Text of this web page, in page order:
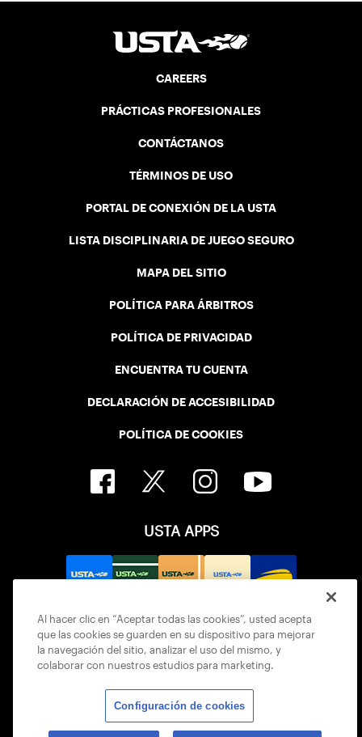
CAREERS
PRÁCTICAS PROFESIONALES
CONTÁCTANOS
TÉRMINOS DE USO
PORTAL DE CONEXIÓN DE LA USTA
LISTA DISCIPLINARIA DE JUEGO SEGURO
MAPA DEL SITIO
POLÍTICA PARA ÁRBITROS
POLÍTICA DE PRIVACIDAD
ENCUENTRA TU CUENTA
DECLARACIÓN DE ACCESIBILIDAD
POLÍTICA DE COOKIES
USTA APPS
© 2026 USTA ALL RIGHTS RESERVED
Al hacer clic en “Aceptar todas las cookies”, usted acepta
que las cookies se guarden en su dispositivo para mejorar
la navegación del sitio, analizar el uso del mismo, y
colaborar con nuestros estudios para marketing.
Configuración de cookies